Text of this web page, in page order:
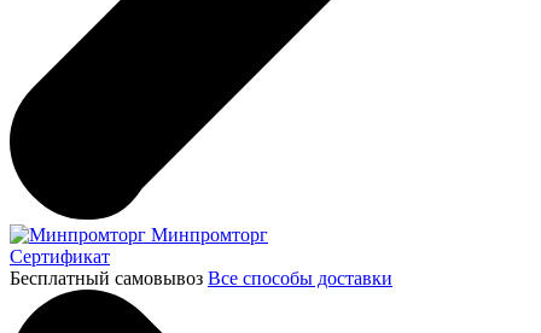
Минпромторг
Сертификат
Бесплатный самовывоз Все способы доставки